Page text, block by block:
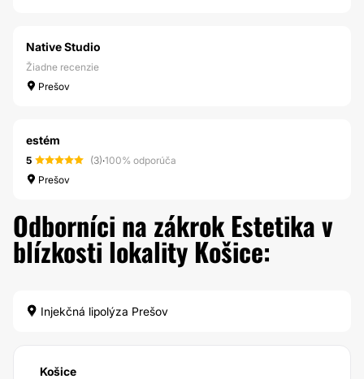
Native Studio
Žiadne recenzie
Prešov
estém
5 (3)·100% odporúča
Prešov
Odborníci na zákrok Estetika v
blízkosti lokality Košice:
Injekčná lipolýza Prešov
Košice